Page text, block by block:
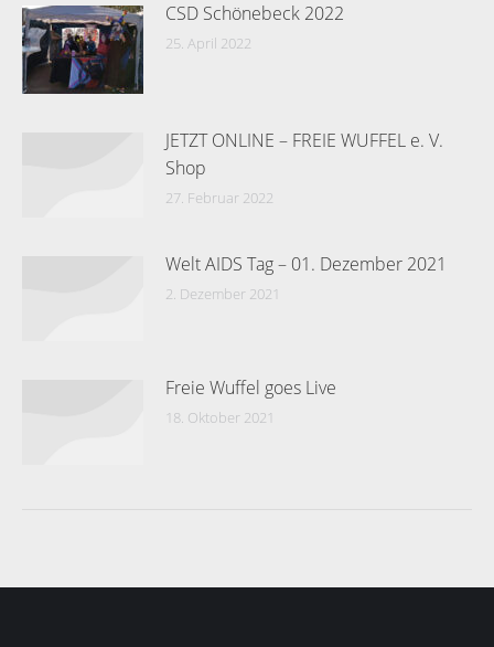
CSD Schönebeck 2022
25. April 2022
JETZT ONLINE – FREIE WUFFEL e. V.
Shop
27. Februar 2022
Welt AIDS Tag – 01. Dezember 2021
2. Dezember 2021
Freie Wuffel goes Live
18. Oktober 2021